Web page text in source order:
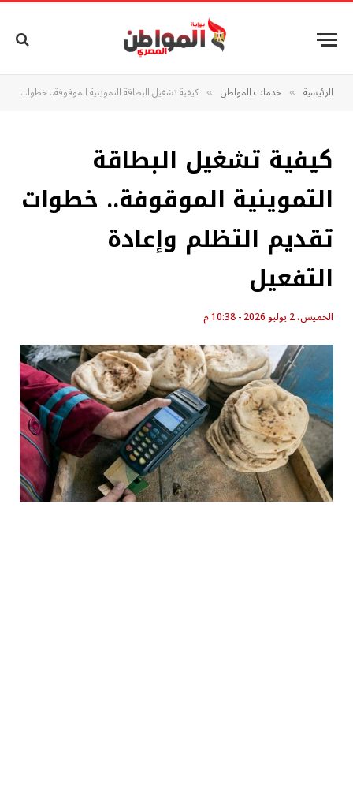
الرئيسية » خدمات المواطن » كيفية تشغيل البطاقة التموينية الموقوفة.. خطوات تقديم التظلم وإعادة التفعيل
كيفية تشغيل البطاقة
التموينية الموقوفة.. خطوات
تقديم التظلم وإعادة
التفعيل
الخميس، 2 يوليو 2026 - 10:38 م